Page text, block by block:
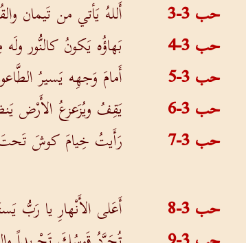
حب 3-3
أَللهُ يَأتي من
حب 3-4
بَهاؤُه يَكونُ كالنُّور
حب 3-5
أَمامَ وَجهِه يَسيرُ
حب 3-6
يَقِفُ ويُزَعزعُ الأَرْض
حب 3-7
رَأَيتُ خِيامَ كوشَ
حب 3-8
أَعَلى الأَنْهارِ يا